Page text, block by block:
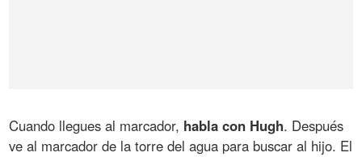
Cuando llegues al marcador, habla con Hugh. Después
ve al marcador de la torre del agua para buscar al hijo. El